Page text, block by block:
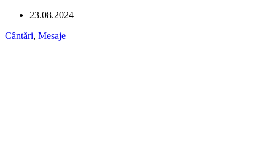
23.08.2024
Cântări, Mesaje